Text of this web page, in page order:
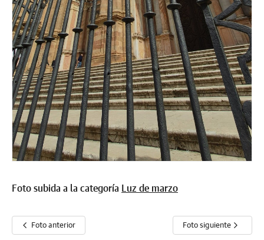
Foto subida a la categoría Luz de marzo
Foto anterior Foto siguiente